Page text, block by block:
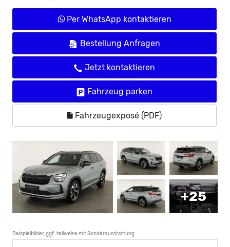
Per WhatsApp kontaktieren
Bestellung Anfragen
Jetzt kontaktieren
Fahrzeug parken
Fahrzeugexposé (PDF)
+25
Beispielbilder, ggf. teilweise mit Sonderausstattung